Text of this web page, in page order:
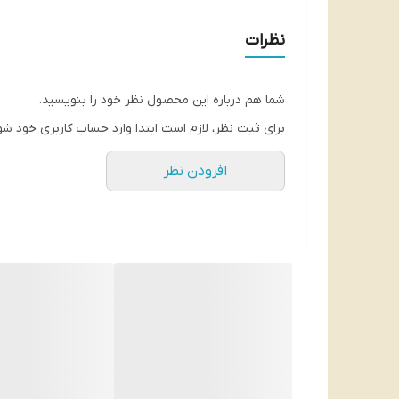
نظرات
شما هم درباره این محصول نظر خود را بنویسید.
برای ثبت نظر، لازم است ابتدا وارد حساب کاربری خود
افزودن نظر